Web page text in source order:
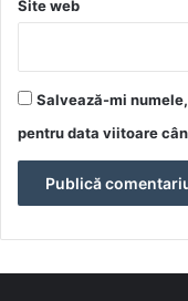
Site web
Salvează-mi
pentru data viitoare